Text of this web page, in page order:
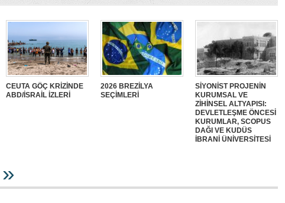
CEUTA GÖÇ KRİZİNDE
ABD/İSRAİL İZLERİ
2026 BREZİLYA
SEÇİMLERİ
SİYONİST PROJENİN
KURUMSAL VE
ZİHİNSEL ALTYAPISI:
DEVLETLEŞME ÖNCESİ
KURUMLAR, SCOPUS
DAĞI VE KUDÜS
İBRANİ ÜNİVERSİTESİ
»